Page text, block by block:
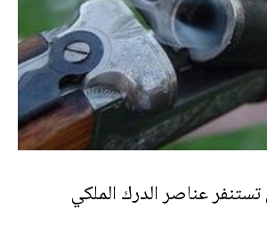
عناصر الدرك الملكي